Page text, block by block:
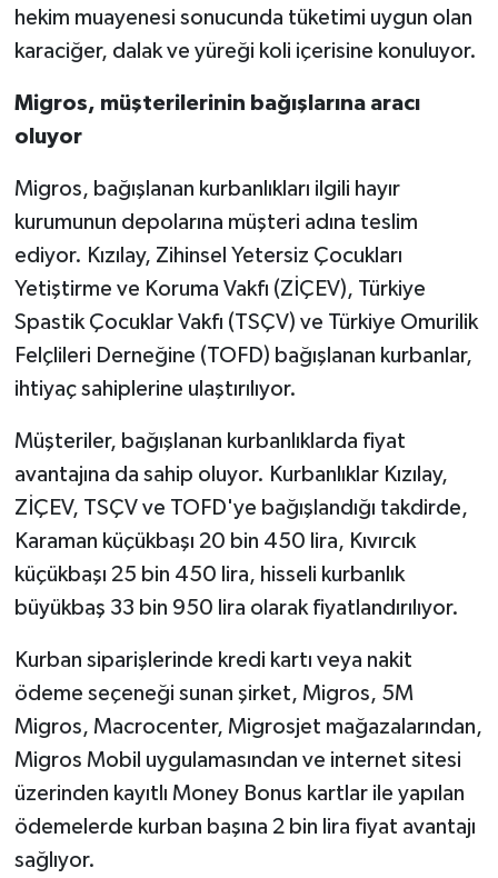
hekim muayenesi sonucunda tüketimi uygun olan
karaciğer, dalak ve yüreği koli içerisine konuluyor.
Migros, müşterilerinin bağışlarına aracı
oluyor
Migros, bağışlanan kurbanlıkları ilgili hayır
kurumunun depolarına müşteri adına teslim
ediyor. Kızılay, Zihinsel Yetersiz Çocukları
Yetiştirme ve Koruma Vakfı (ZİÇEV), Türkiye
Spastik Çocuklar Vakfı (TSÇV) ve Türkiye Omurilik
Felçlileri Derneğine (TOFD) bağışlanan kurbanlar,
ihtiyaç sahiplerine ulaştırılıyor.
Müşteriler, bağışlanan kurbanlıklarda fiyat
avantajına da sahip oluyor. Kurbanlıklar Kızılay,
ZİÇEV, TSÇV ve TOFD'ye bağışlandığı takdirde,
Karaman küçükbaşı 20 bin 450 lira, Kıvırcık
küçükbaşı 25 bin 450 lira, hisseli kurbanlık
büyükbaş 33 bin 950 lira olarak fiyatlandırılıyor.
Kurban siparişlerinde kredi kartı veya nakit
ödeme seçeneği sunan şirket, Migros, 5M
Migros, Macrocenter, Migrosjet mağazalarından,
Migros Mobil uygulamasından ve internet sitesi
üzerinden kayıtlı Money Bonus kartlar ile yapılan
ödemelerde kurban başına 2 bin lira fiyat avantajı
sağlıyor.